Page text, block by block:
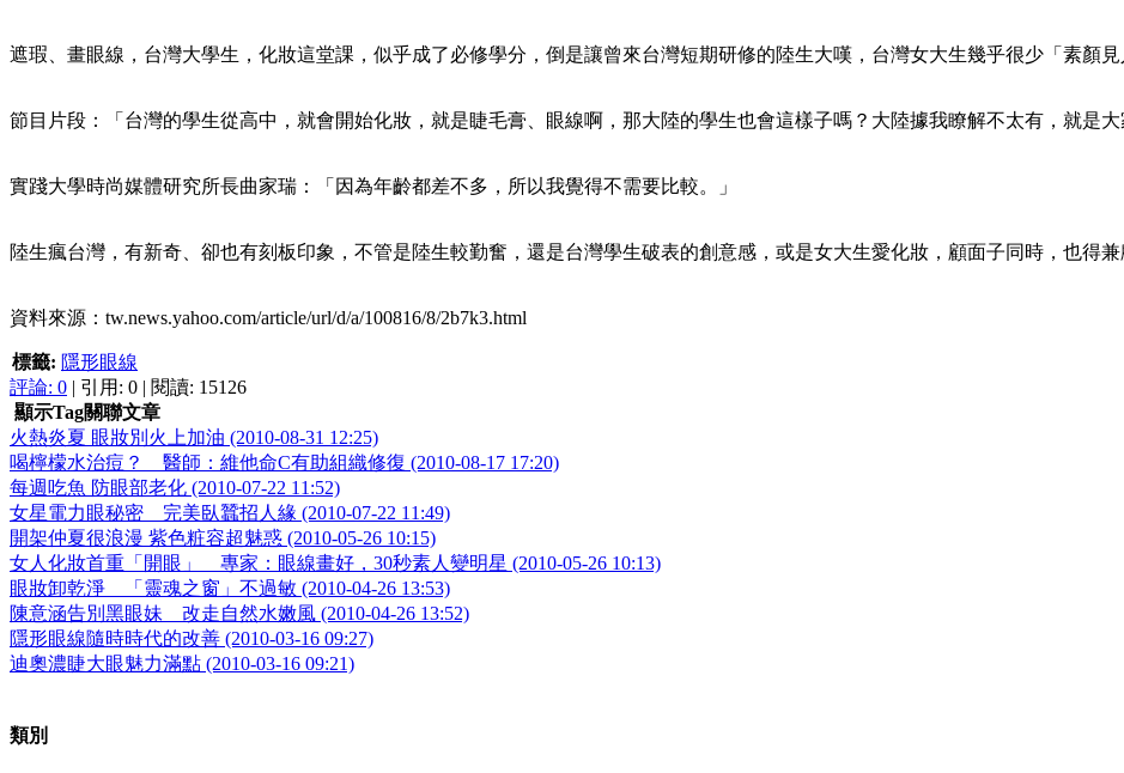
遮瑕、畫眼線，台灣大學生，化妝這堂課，似乎成了必修學分，倒是讓曾來台灣短期研修的陸生大嘆，台灣女大生幾乎很少「素顏見
節目片段：「台灣的學生從高中，就會開始化妝，就是睫毛膏、眼線啊，那大陸的學生也會這樣子嗎？大陸據我瞭解不太有，就是大
實踐大學時尚媒體研究所長曲家瑞：「因為年齡都差不多，所以我覺得不需要比較。」
陸生瘋台灣，有新奇、卻也有刻板印象，不管是陸生較勤奮，還是台灣學生破表的創意感，或是女大生愛化妝，顧面子同時，也得兼
資料來源：tw.news.yahoo.com/article/url/d/a/100816/8/2b7k3.html
標籤: 隱形眼線
評論: 0 | 引用: 0 | 閱讀: 15126
顯示Tag關聯文章
火熱炎夏 眼妝別火上加油 (2010-08-31 12:25)
喝檸檬水治痘？ 醫師：維他命C有助組織修復 (2010-08-17 17:20)
每週吃魚 防眼部老化 (2010-07-22 11:52)
女星電力眼秘密 完美臥蠶招人緣 (2010-07-22 11:49)
開架仲夏很浪漫 紫色粧容超魅惑 (2010-05-26 10:15)
女人化妝首重「開眼」 專家：眼線畫好，30秒素人變明星 (2010-05-26 10:13)
眼妝卸乾淨 「靈魂之窗」不過敏 (2010-04-26 13:53)
陳意涵告別黑眼妹 改走自然水嫩風 (2010-04-26 13:52)
隱形眼線隨時時代的改善 (2010-03-16 09:27)
迪奧濃睫大眼魅力滿點 (2010-03-16 09:21)
類別